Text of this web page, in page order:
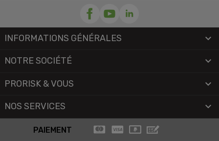
INFORMATIONS GÉNÉRALES 
NOTRE SOCIÉTÉ 
PRORISK & VOUS 
NOS SERVICES 
PAIEMENT